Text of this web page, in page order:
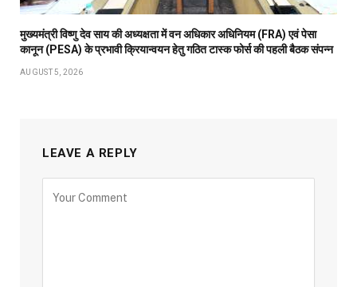
मुख्यमंत्री विष्णु देव साय की अध्यक्षता में वन अधिकार अधिनियम (FRA) एवं पेसा
कानून (PESA) के प्रभावी क्रियान्वयन हेतु गठित टास्क फोर्स की पहली बैठक संपन्न
AUGUST 5, 2026
LEAVE A REPLY